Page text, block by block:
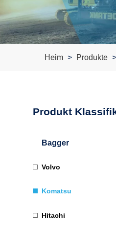
Heim Produkte
Produkt
Bagger
Volvo
Komatsu
Hitachi